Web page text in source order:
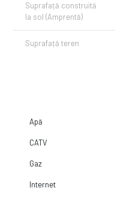
Suprafață construită
la sol (Amprentă)
Suprafață teren
Apă
CATV
Gaz
Internet